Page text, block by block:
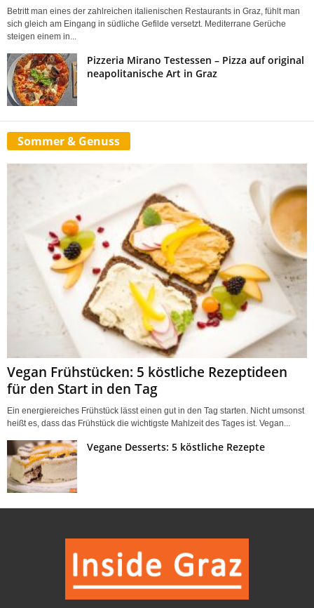
Betritt man eines der zahlreichen italienischen Restaurants in Graz, fühlt man
sich gleich am Eingang in südliche Gefilde versetzt. Mediterrane Gerüche
steigen einem in...
Pizzeria Mirano Testessen – Pizza auf original
neapolitanische Art in Graz
Sommer & Genuss
Vegan Frühstücken: 5 köstliche Rezeptideen
für den Start in den Tag
Ein energiereiches Frühstück lässt einen gut in den Tag starten. Nicht umsonst
heißt es, dass das Frühstück die wichtigste Mahlzeit des Tages ist. Vegan...
Vegane Desserts: 5 köstliche Rezepte